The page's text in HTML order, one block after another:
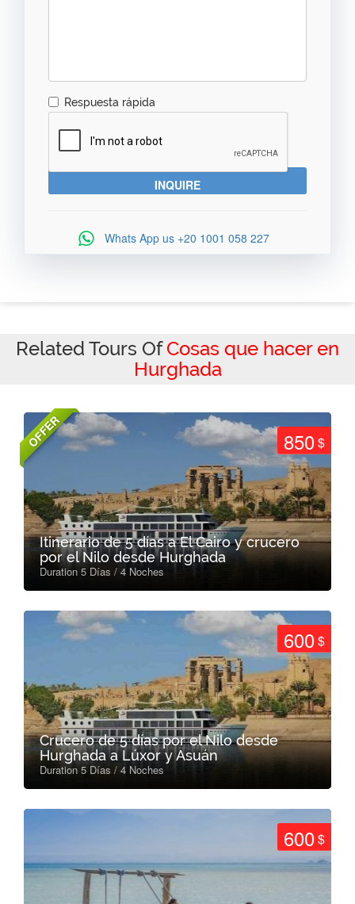
Respuesta rápida
Whats App us +20 1001 058 227
Related Tours OfCosas que hacer en
Hurghada
OFFER 850$
Itinerario de 5 días a El Cairo y crucero
por el Nilo desde Hurghada
Duration 5 Días / 4 Noches
600$
Crucero de 5 días por el Nilo desde
Hurghada a Lúxor y Asuán
Duration 5 Días / 4 Noches
600$